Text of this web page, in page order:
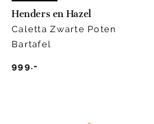
Henders en Hazel
Caletta Zwarte Poten
Bartafel
999.-